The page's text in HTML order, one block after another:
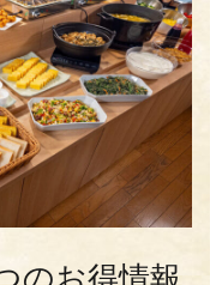
のお得情報